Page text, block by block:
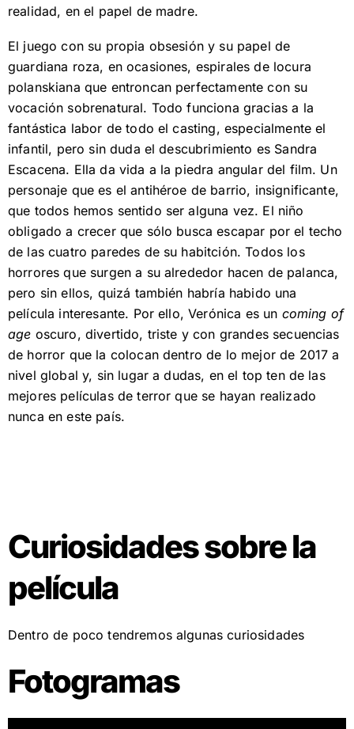
realidad, en el papel de madre.
El juego con su propia obsesión y su papel de
guardiana roza, en ocasiones, espirales de locura
polanskiana que entroncan perfectamente con su
vocación sobrenatural. Todo funciona gracias a la
fantástica labor de todo el casting, especialmente el
infantil, pero sin duda el descubrimiento es Sandra
Escacena. Ella da vida a la piedra angular del film. Un
personaje que es el antihéroe de barrio, insignificante,
que todos hemos sentido ser alguna vez. El niño
obligado a crecer que sólo busca escapar por el techo
de las cuatro paredes de su habitción. Todos los
horrores que surgen a su alrededor hacen de palanca,
pero sin ellos, quizá también habría habido una
película interesante. Por ello, Verónica es un coming of
age oscuro, divertido, triste y con grandes secuencias
de horror que la colocan dentro de lo mejor de 2017 a
nivel global y, sin lugar a dudas, en el top ten de las
mejores películas de terror que se hayan realizado
nunca en este país.
Curiosidades sobre la
película
Dentro de poco tendremos algunas curiosidades
Fotogramas